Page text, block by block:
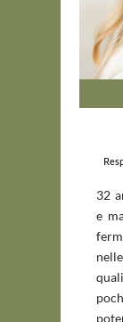
32
e